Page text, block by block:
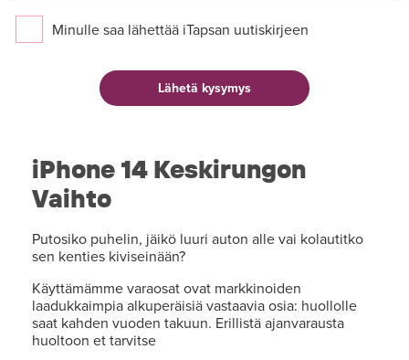
Minulle saa lähettää iTapsan uutiskirjeen
iPhone 14 Keskirungon
Vaihto
Putosiko puhelin, jäikö luuri auton alle vai kolautitko
sen kenties kiviseinään?
Käyttämämme varaosat ovat markkinoiden
laadukkaimpia alkuperäisiä vastaavia osia: huollolle
saat kahden vuoden takuun. Erillistä ajanvarausta
huoltoon et tarvitse